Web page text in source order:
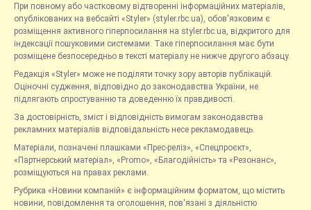
При повному або частковому відтворенні інформаційних матеріалів,
опублікованих на вебсайті «Styler» (styler.rbc.ua), обов'язковим є
розміщення активного гіперпосилання на styler.rbc.ua, відкритого для
індексації пошуковими системами. Таке гіперпосилання має бути
розміщене безпосередньо в тексті матеріалу не нижче другого абзацу.
Редакція «Styler» може не поділяти точку зору авторів публікацій.
Оціночні судження, відповідно до законодавства України, не
підлягають спростуванню та доведенню їх правдивості.
За достовірність, зміст і відповідність вимогам законодавства
рекламних матеріалів відповідальність несе рекламодавець.
Матеріали, позначені плашками «Прес-реліз», «Спецпроєкт»,
«Партнерський матеріал», «Promo», «Благодійність» та «Резонанс»,
розміщуються на правах реклами.
Рубрика «Новини компаній» є інформаційним форматом, що містить
новини, повідомлення та оголошення, пов'язані з діяльністю